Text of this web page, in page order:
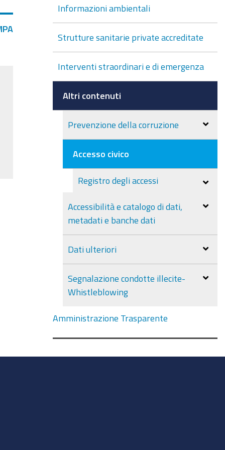
Informazioni ambientali
Strutture sanitarie private accreditate
Interventi straordinari e di emergenza
Altri contenuti
Prevenzione della corruzione
Accesso civico
Registro degli accessi
Accessibilità e catalogo di dati,
metadati e banche dati
Dati ulteriori
Segnalazione condotte illecite-
Whistleblowing
Amministrazione Trasparente